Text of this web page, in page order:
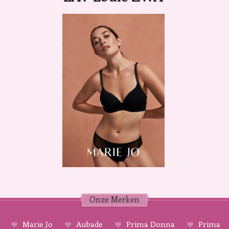
Onze Merken
Marie Jo Aubade Prima Donna Prima